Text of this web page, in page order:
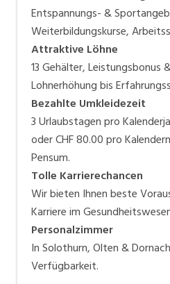
Entspannungs- &
Weiterbildungskurse,
Attraktive Löhne
13 Gehälter, Leistungsbonus
Lohnerhöhung bis
Bezahlte Umkleidezeit
3 Urlaubstagen pro
oder CHF 80.00 pro
Pensum.
Tolle Karrierechancen
Wir bieten Ihnen beste
Karriere im
Personalzimmer
In Solothurn, Olten &
Verfügbarkeit.